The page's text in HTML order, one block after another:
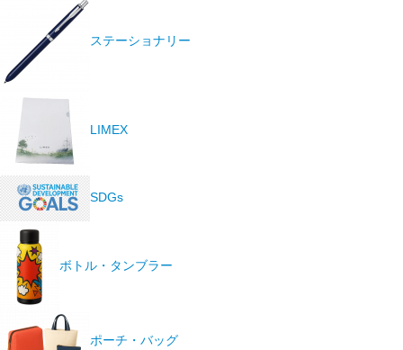
ステーショナリー
LIMEX
SDGs
ボトル・タンブラー
ポーチ・バッグ